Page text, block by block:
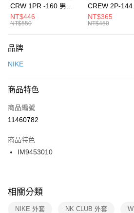
元大商業銀行
台灣樂天信用卡公司
全盈+PAY
AFTEE先享後付
【關於「AFTEE先享後付」】
便利好安心！
３．安心：先確認商品／服務後，再付款。
【「AFTEE先享後付」結帳流程】
１．於結帳方式選擇「AFTEE先享後付」後，
２．訂單成立數日內，您將收到繳費通知簡訊。
３．收到繳費通知簡訊後14天內，點擊此簡訊
ATM／網路銀行／等多元方式進行付款，方視為
※ 交易是否成功請以「AFTEE先享後付 」之結
是否繳費成功／繳費後需取消欲退款等相關疑
客戶支援中心」
https://
運送方式
每筆NT$100，滿NT$1,500(含以上)免運費
宅配
每筆NT$100，滿NT$1,500(含以上)免運費
付款後門市自取
每筆NT$100，滿NT$1,500(含以上)免運費
CRW 1PR -160 男女
中統襪 FZ3393100
NT$446
NT$550
CREW 2P-144
EMBRDY 男女
FZ3073133
NT$365
NT$450
品牌
NIKE
商品特色
商品編號
11460782
商品特色
IM9453010
相關分類
NIKE 外套 NK CLUB 外套